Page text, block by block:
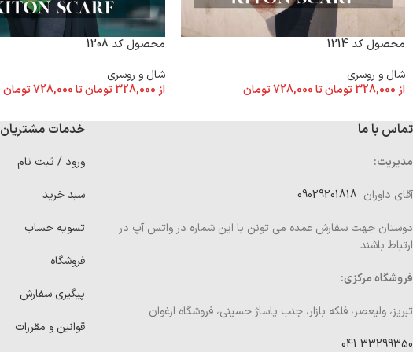
محصول کد 1214
شال و روسری
از328,000تومانتا728,000تومان
محصول کد 1208
شال و روسری
از 328,000 تومانتا728,000تومان
تماس با ما
مدیریت:
آقای داوران
دوستان جهت سفارش عمده می تونن با این شماره در واتس آپ در
ارتباط باشند
فروشگاه مرکزی:
تبریز، ولیعصر، فلکه بازار، جنب پاساژ حسینی، فروشگاه ارغوان
33299350 041
خدمات مشتریان
ورود / ثبت نام
سبد خرید
تسویه حساب
فروشگاه
پیگیری سفارش
قوانین و مقررات